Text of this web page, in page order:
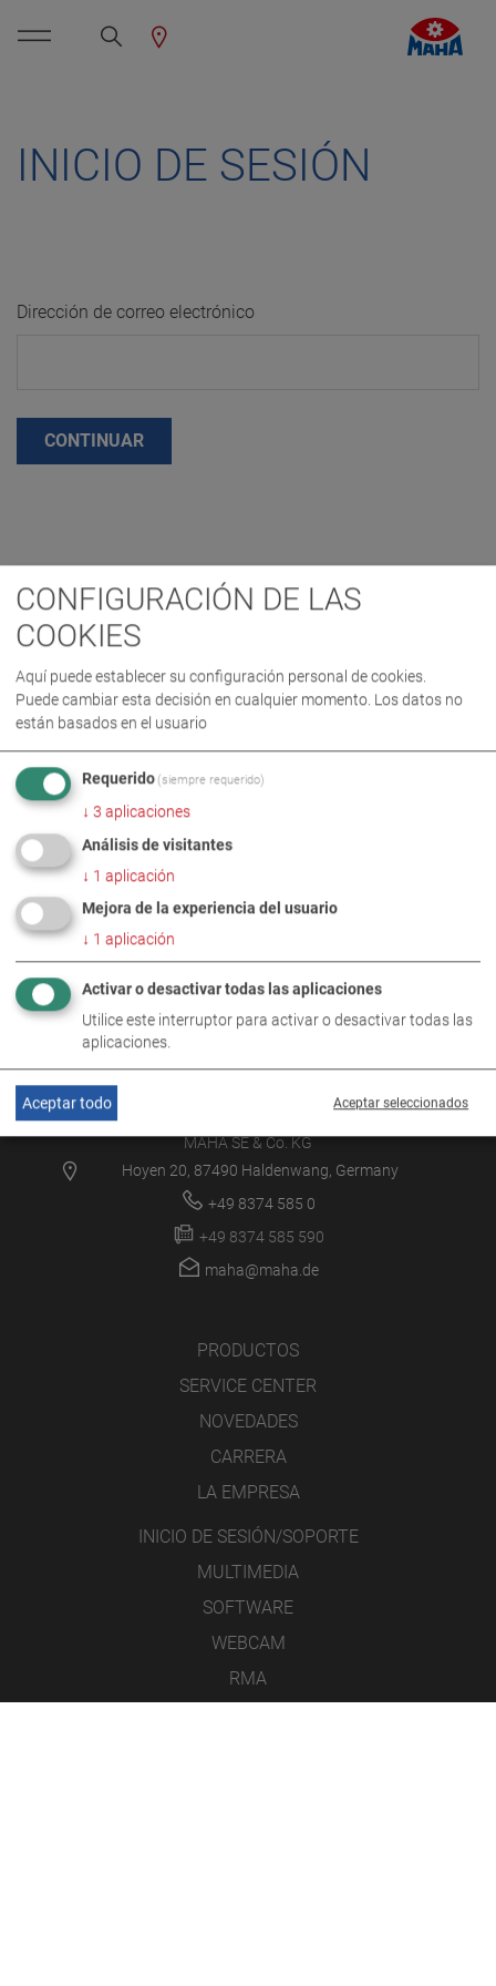
INICIO DE SESIÓN
Dirección de correo electrónico
CONTINUAR
MAHA SE & Co. KG
Hoyen 20, 87490 Haldenwang, Germany
+49 8374 585 0
+49 8374 585 590
maha@maha.de
PRODUCTOS
SERVICE CENTER
NOVEDADES
CARRERA
LA EMPRESA
INICIO DE SESIÓN/SOPORTE
MULTIMEDIA
SOFTWARE
WEBCAM
RMA
CONFIGURACIÓN DE LAS
COOKIES
Aquí puede establecer su configuración personal de cookies.
Puede cambiar esta decisión en cualquier momento. Los datos no
están basados en el usuario
Requerido (siempre requerido)
↓ 3 aplicaciones
Análisis de visitantes
↓ 1 aplicación
Mejora de la experiencia del usuario
↓ 1 aplicación
Activar o desactivar todas las aplicaciones
Utilice este interruptor para activar o desactivar todas las
aplicaciones.
Aceptar seleccionados
Aceptar todo